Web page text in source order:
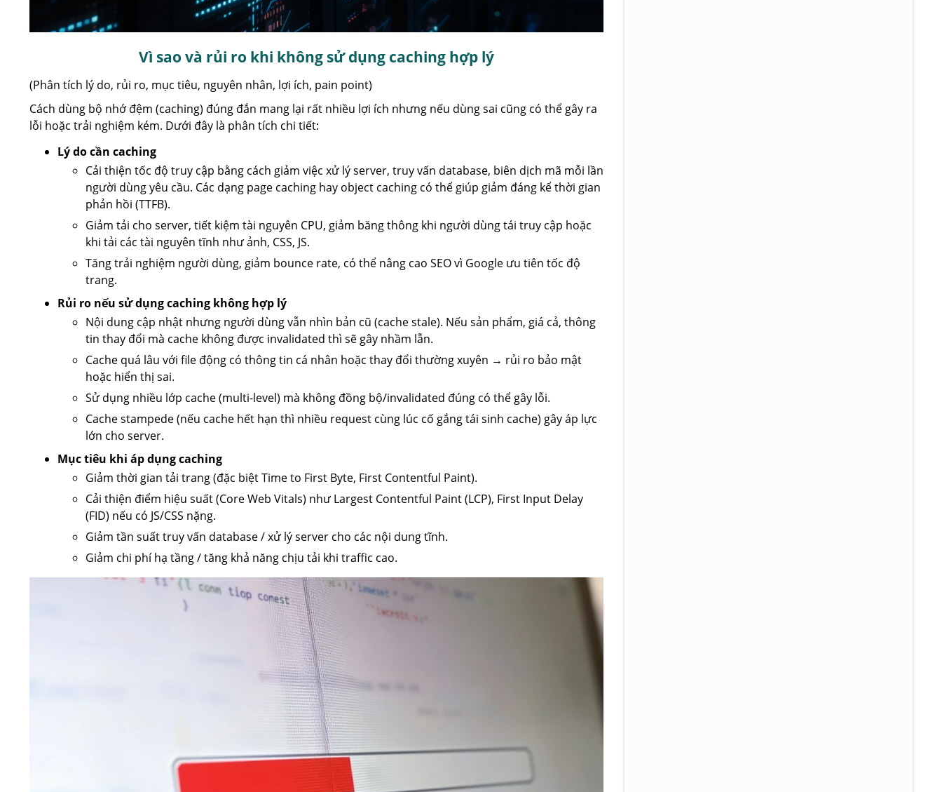
Vì sao và rủi ro khi không sử dụng caching hợp lý
(Phân tích lý do, rủi ro, mục tiêu, nguyên nhân, lợi ích, pain point)
Cách dùng bộ nhớ đệm (caching) đúng đắn mang lại rất nhiều lợi ích nhưng nếu dùng sai cũng có thể gây ra
lỗi hoặc trải nghiệm kém. Dưới đây là phân tích chi tiết:
Lý do cần caching
Cải thiện tốc độ truy cập bằng cách giảm việc xử lý server, truy vấn database, biên dịch mã mỗi lần
người dùng yêu cầu. Các dạng page caching hay object caching có thể giúp giảm đáng kể thời gian
phản hồi (TTFB).
Giảm tải cho server, tiết kiệm tài nguyên CPU, giảm băng thông khi người dùng tái truy cập hoặc
khi tải các tài nguyên tĩnh như ảnh, CSS, JS.
Tăng trải nghiệm người dùng, giảm bounce rate, có thể nâng cao SEO vì Google ưu tiên tốc độ
trang.
Rủi ro nếu sử dụng caching không hợp lý
Nội dung cập nhật nhưng người dùng vẫn nhìn bản cũ (cache stale). Nếu sản phẩm, giá cả, thông
tin thay đổi mà cache không được invalidated thì sẽ gây nhầm lẫn.
Cache quá lâu với file động có thông tin cá nhân hoặc thay đổi thường xuyên → rủi ro bảo mật
hoặc hiển thị sai.
Sử dụng nhiều lớp cache (multi-level) mà không đồng bộ/invalidated đúng có thể gây lỗi.
Cache stampede (nếu cache hết hạn thì nhiều request cùng lúc cố gắng tái sinh cache) gây áp lực
lớn cho server.
Mục tiêu khi áp dụng caching
Giảm thời gian tải trang (đặc biệt Time to First Byte, First Contentful Paint).
Cải thiện điểm hiệu suất (Core Web Vitals) như Largest Contentful Paint (LCP), First Input Delay
(FID) nếu có JS/CSS nặng.
Giảm tần suất truy vấn database / xử lý server cho các nội dung tĩnh.
Giảm chi phí hạ tầng / tăng khả năng chịu tải khi traffic cao.